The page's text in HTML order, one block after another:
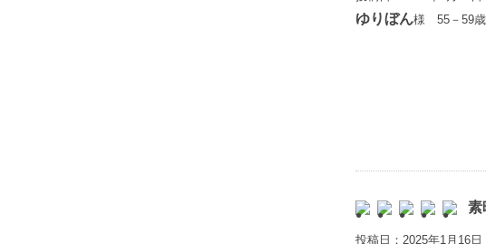
ゆりぼん様 55－59歳
素
投稿日：2025年1月16日